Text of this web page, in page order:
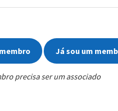
Já sou um
precisa ser um associado